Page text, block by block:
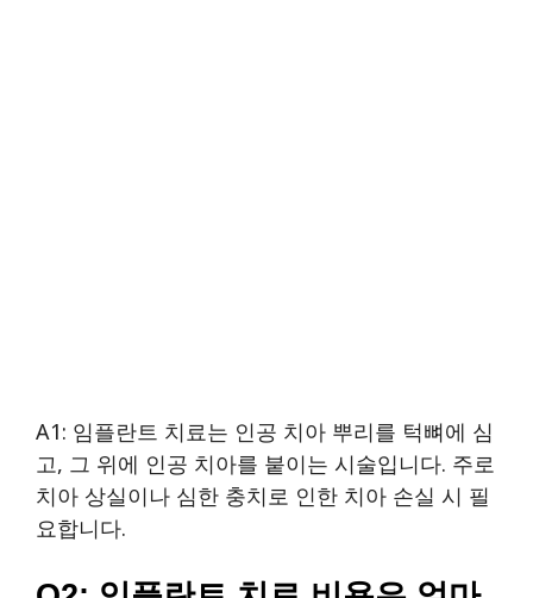
A1: 임플란트 치료는 인공 치아 뿌리를 턱뼈에 심
고, 그 위에 인공 치아를 붙이는 시술입니다. 주로
치아 상실이나 심한 충치로 인한 치아 손실 시 필
요합니다.